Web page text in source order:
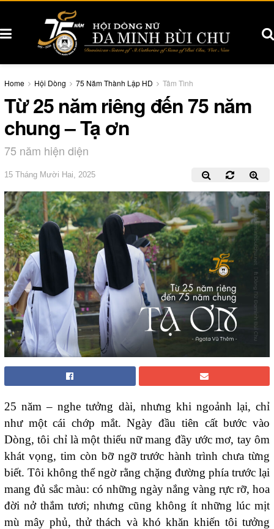
Home Hội Dòng 75 Năm Thành Lập HD Tâm Tình
Từ 25 năm riêng đến 75 năm
chung – Tạ ơn
75 năm hiện diện
15 Tháng Mười Hai, 2025
25 năm – nghe tưởng dài, nhưng khi ngoảnh lại, chỉ
như một cái chớp mắt. Ngày đầu tiên cất bước vào
Dòng, tôi chỉ là một thiếu nữ mang đầy ước mơ, tay ôm
khát vọng, tim còn bỡ ngỡ trước hành trình chưa từng
biết. Tôi không thể ngờ rằng chặng đường phía trước lại
mang đủ sắc màu: có những ngày nắng vàng rực rỡ, hoa
đời nở thắm tươi; nhưng cũng không ít những lúc mịt
mù mây phủ, thử thách và khó khăn khiến tôi tưởng